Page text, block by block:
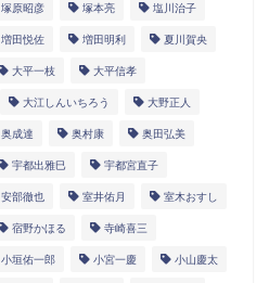
塚原昭彦 塚本亮 塩川治子
増田悦佐 増田明利 夏川賀央
大平一枝 大平信孝
大江しんいちろう 大野正人
奥成達 奥村康 奥田弘美
宇都出雅巳 宇都宮直子
安部徹也 室井佑月 室木おすし
宿野かほる 寺崎喜三
小垣佑一郎 小宮一慶 小山慶太